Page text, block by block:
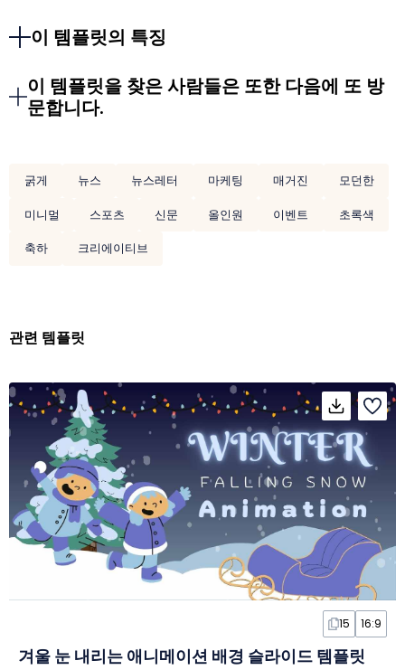
이 템플릿의 특징
이 템플릿을 찾은 사람들은 또한 다음에 또 방
문합니다.
굵게 뉴스 뉴스레터 마케팅 매거진
모던한
미니멀
스포츠 신문 올인원 이벤트
초록색
축하
크리에이티브
관련 템플릿
15 16:9
겨울 눈 내리는 애니메이션 배경 슬라이드 템플릿